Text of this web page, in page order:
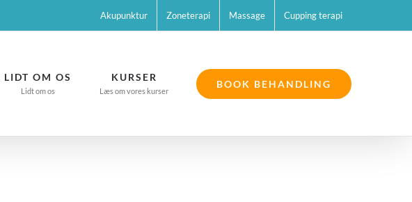
Akupunktur Zoneterapi Massage Cupping terapi
LIDT OM OS
Lidt om os
KURSER
Læs om vores kurser
BOOK BEHANDLING